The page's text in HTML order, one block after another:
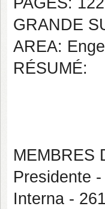
GRANDE
AREA:
RÉSUMÉ:
MEMBRES
Presidente
Interna -